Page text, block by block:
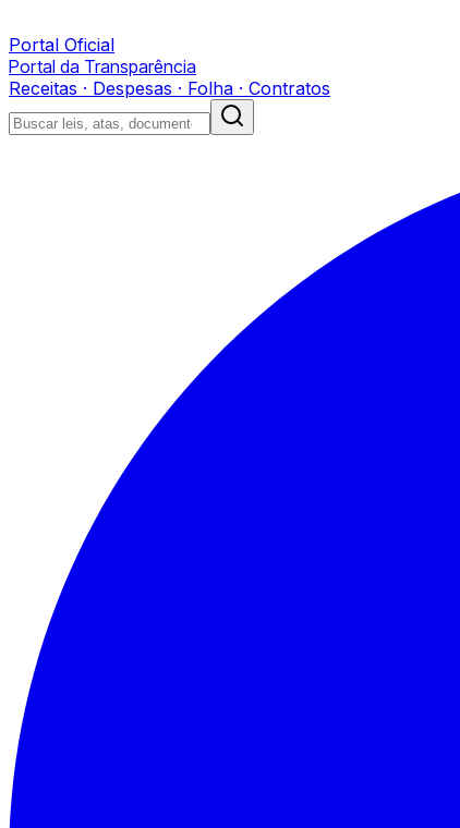
Portal Oficial
Portal da Transparência
Receitas · Despesas · Folha · Contratos